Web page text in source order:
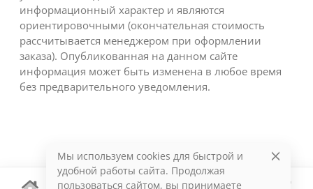
информационный характер и являются
ориентировочными (окончательная стоимость
рассчитывается менеджером при оформлении
заказа). Опубликованная на данном сайте
информация может быть изменена в любое время
без предварительного уведомления.
Мы используем cookies для быстрой и
удобной работы сайта. Продолжая
пользоваться сайтом, вы принимаете